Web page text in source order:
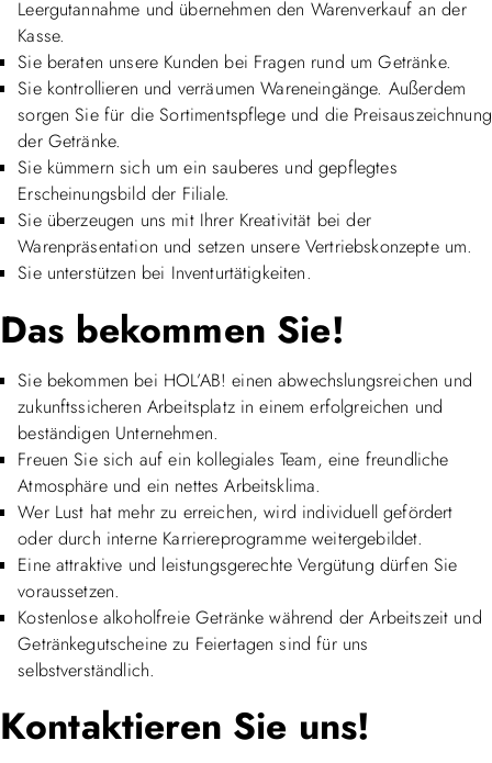
Leergutannahme und übernehmen den Warenverkauf an der
Kasse.
Sie beraten unsere Kunden bei Fragen rund um Getränke.
Sie kontrollieren und verräumen Wareneingänge. Außerdem
sorgen Sie für die Sortimentspflege und die Preisauszeichnung
der Getränke.
Sie kümmern sich um ein sauberes und gepflegtes
Erscheinungsbild der Filiale.
Sie überzeugen uns mit Ihrer Kreativität bei der
Warenpräsentation und setzen unsere Vertriebskonzepte um.
Sie unterstützen bei Inventurtätigkeiten.
Das bekommen Sie!
Sie bekommen bei HOL’AB! einen abwechslungsreichen und
zukunftssicheren Arbeitsplatz in einem erfolgreichen und
beständigen Unternehmen.
Freuen Sie sich auf ein kollegiales Team, eine freundliche
Atmosphäre und ein nettes Arbeitsklima.
Wer Lust hat mehr zu erreichen, wird individuell gefördert
oder durch interne Karriereprogramme weitergebildet.
Eine attraktive und leistungsgerechte Vergütung dürfen Sie
voraussetzen.
Kostenlose alkoholfreie Getränke während der Arbeitszeit und
Getränkegutscheine zu Feiertagen sind für uns
selbstverständlich.
Kontaktieren Sie uns!